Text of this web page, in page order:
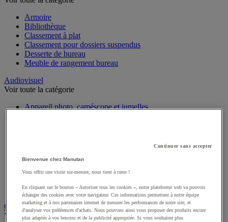
Armoire
Bibliothèque
Classement à plat
Classement pour dossiers suspendus
Desserte de bureau
Meuble de rangement bureau
Audiovisuel
Voir toute la catégorie
Appareil photo, caméscope et jumelles
Sonorisation et enregistrement professionnels
Studio Web radio et vidéo
Télévision, lecteur DVD et Blu-ray
Chauffage, climatisation et traitement de l'air
Voir toute la catégorie
Continuer sans accepter
Bienvenue chez Manutan
Vous offrir une visite sur-mesure, nous tient à cœur !
En cliquant sur le bouton « Autoriser tous les cookies », notre plateforme web va pouvoir
échanger des cookies avec votre navigateur. Ces informations permettent à notre équipe
marketing et à nos partenaires internet de mesurer les performances de notre site, et
d'analyser vos préférences d'achats. Nous pouvons ainsi vous proposer des produits encore
plus adaptés à vos besoins et de la publicité appropriée. Si vous souhaitez plus